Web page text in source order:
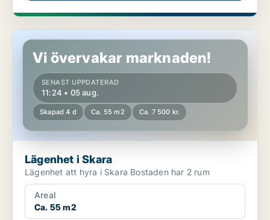
Lägenhet i Skara
Vi övervakar marknaden!
SENAST UPPDATERAD
11:24 • 05 aug.
Skapad 4 d Ca. 55 m2 Ca. 7 500 kr.
Lägenhet i Skara
Lägenhet att hyra i Skara Bostaden har 2 rum
Areal
Ca. 55 m2